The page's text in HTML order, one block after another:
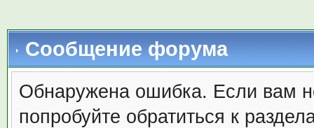
Сообщение форума
Обнаружена ошибка. Если вам
попробуйте обратиться к